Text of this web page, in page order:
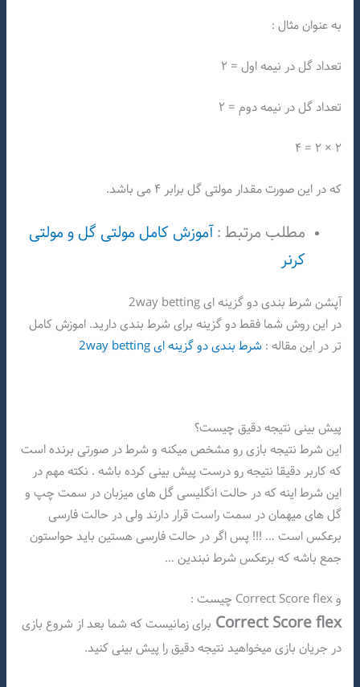
به عنوان مثال :
تعداد گل در نیمه اول = ۲
تعداد گل در نیمه دوم = ۲
۲ × ۲ = ۴
که در این صورت مقدار مولتی گل برابر ۴ می باشد.
مطلب مرتبط :آموزش کامل مولتی گل و مولتی
کرنر
آپشن شرط بندی دو گزینه ای 2way betting
در این روش شما فقط دو گزینه برای شرط بندی دارید. اموزش کامل
تر در این مقاله : شرط بندی دو گزینه ای 2way betting
پیش بینی نتیجه دقیق چیست؟
این شرط نتیجه بازی رو مشخص میکنه و شرط در صورتی برنده است
که کاربر دقیقا نتیجه رو درست پیش بینی کرده باشه . نکته مهم در
این شرط اینه که در حالت انگلیسی گل های میزبان در سمت چپ و
گل های میهمان در سمت راست قرار دارند ولی در حالت فارسی
برعکس است … !!! پس اگر در حالت فارسی هستین باید حواستون
جمع باشه که برعکس شرط نبندین …
و Correct Score flex چیست :
Correct Score flex برای زمانیست که شما بعد از شروع بازی
در جریان بازی میخواهید نتیجه دقیق را پیش بینی کنید.